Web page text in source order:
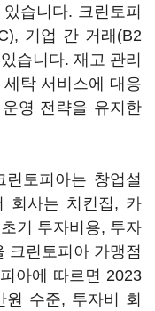
습니다. 크린토피
기업 간 거래(B2
습니다. 재고 관리
탁 서비스에 대응
영 전략을 유지한
토피아는 창업설
회사는 치킨집, 카
기 투자비용, 투자
크린토피아 가맹점
아에 따르면 2023
수준, 투자비 회